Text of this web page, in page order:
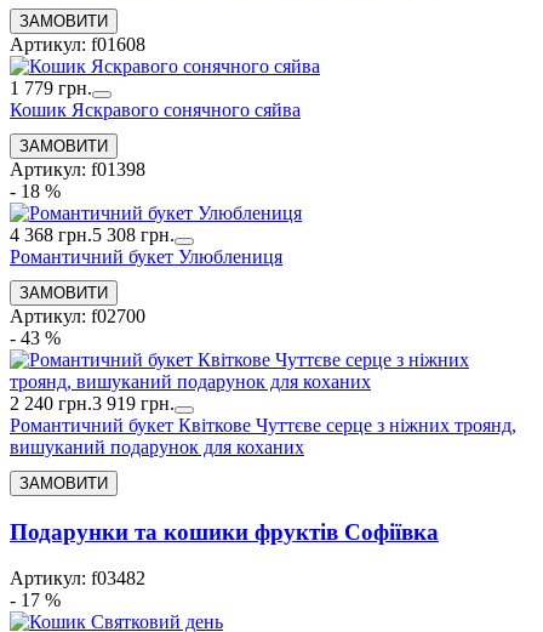
Артикул: f01608
1 779 грн.
Кошик Яскравого сонячного сяйва
Артикул: f01398
- 18 %
4 368 грн.5 308 грн.
Романтичний букет Улюблениця
Артикул: f02700
- 43 %
2 240 грн.3 919 грн.
Романтичний букет Квіткове Чуттєве серце з ніжних троянд,
вишуканий подарунок для коханих
Подарунки та кошики фруктів Софіївка
Артикул: f03482
- 17 %